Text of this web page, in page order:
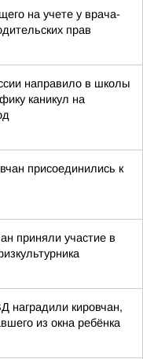
на учете у врача-
прав
направило в школы
каникул на
присоединились к
приняли участие в
наградили кировчан,
из окна ребёнка